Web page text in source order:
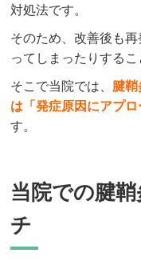
対処法です。
そのため、改善後も
ってしまったりするこ
そこで当院では、 腱鞘
は「発症原因にアプ
す。
当院での腱
チ